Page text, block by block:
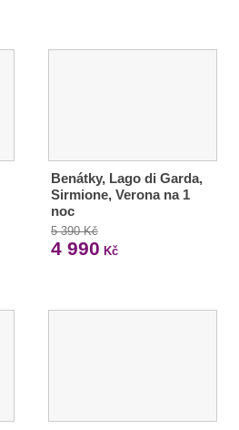
Benátky, Lago di Garda,
Sirmione, Verona na 1
noc
5 390 Kč
4 990 Kč